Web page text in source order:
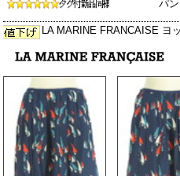
パ
LA MARINE FRANCAISE ヨ